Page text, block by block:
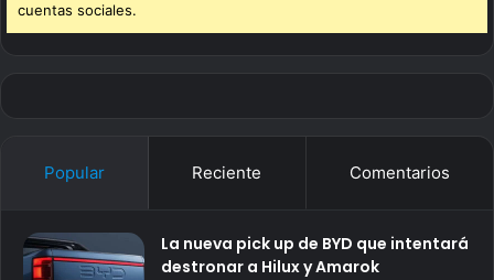
cuentas sociales.
Popular Reciente Comentarios
La nueva pick up de BYD que intentará
destronar a Hilux y Amarok